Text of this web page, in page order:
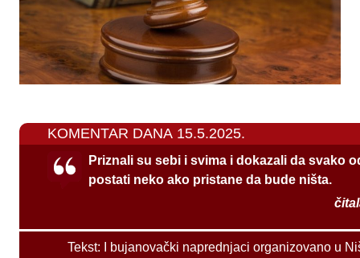
KOMENTAR DANA 15.5.2025.
Priznali su sebi i svima i dokazali da svako
postati neko ako pristane da bude ništa.
Tekst:
I bujanovački naprednjaci organizovano u